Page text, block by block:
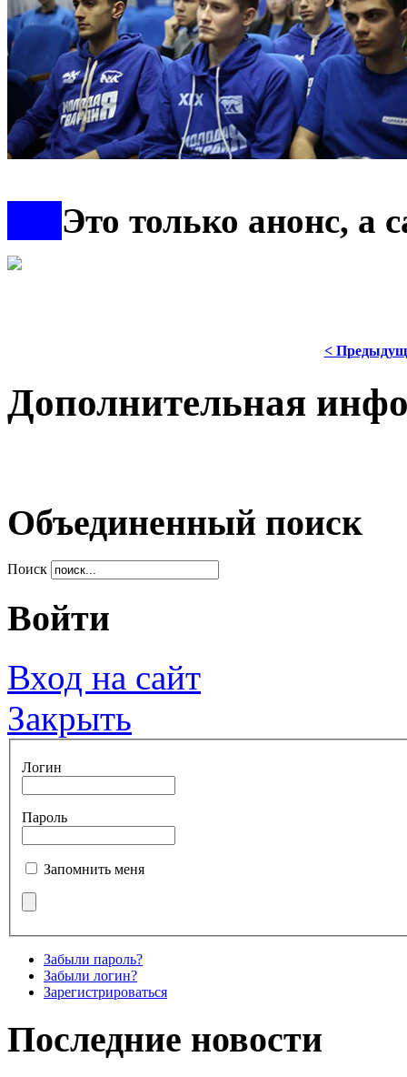
Это только анонс, а
<
Дополнительная
Объединенный поиск
Поиск
Войти
Вход на сайт
Закрыть
Логин
Пароль
Запомнить меня
Забыли пароль?
Забыли логин?
Зарегистрироваться
Последние новости